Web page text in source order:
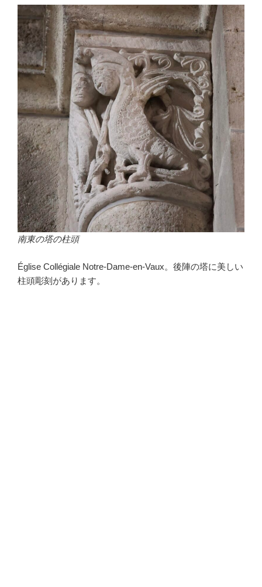
南東の塔の柱頭
Église Collégiale Notre-Dame-en-Vaux。後陣の塔に美しい
柱頭彫刻があります。